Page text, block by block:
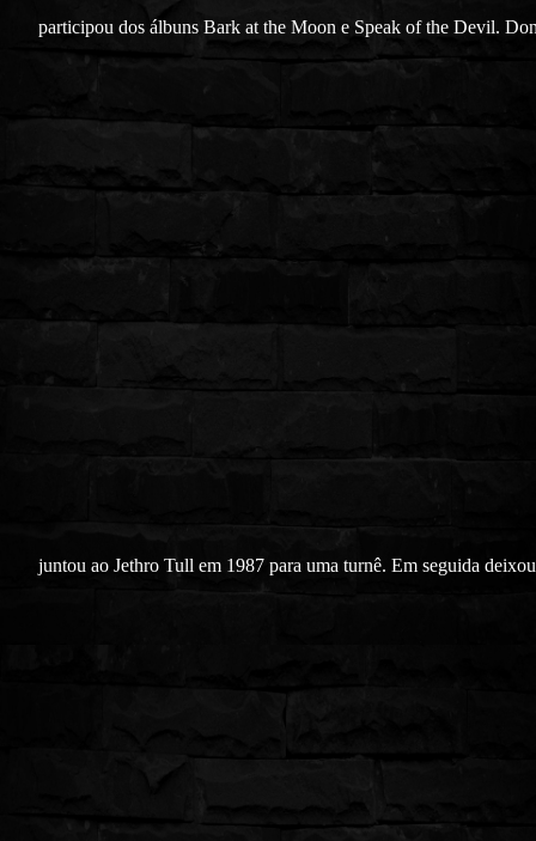
participou dos álbuns Bark at the Moon e Speak of the Devil.
juntou ao Jethro Tull em 1987 para uma turnê. Em seguida